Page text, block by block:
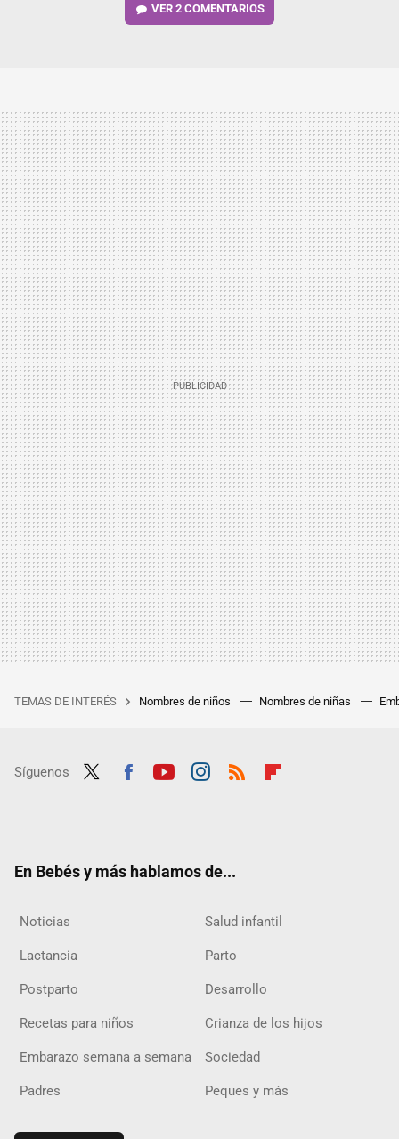
VER2 COMENTARIOS
TEMAS DE INTERÉS Nombres de niños Nombres de niñas
Síguenos
En Bebés y más hablamos de...
Noticias Salud infantil
Lactancia Parto
Postparto Desarrollo
Recetas para niños Crianza de los hijos
Embarazo semana a semana Sociedad
Padres Peques y más